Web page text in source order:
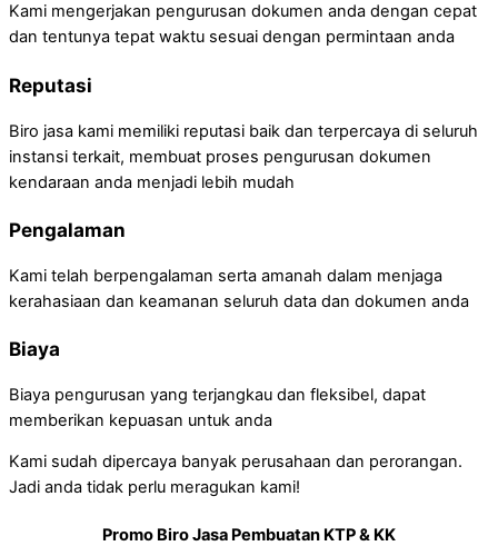
Kami mengerjakan pengurusan dokumen anda dengan cepat
dan tentunya tepat waktu sesuai dengan permintaan anda
Reputasi
Biro jasa kami memiliki reputasi baik dan terpercaya di seluruh
instansi terkait, membuat proses pengurusan dokumen
kendaraan anda menjadi lebih mudah
Pengalaman
Kami telah berpengalaman serta amanah dalam menjaga
kerahasiaan dan keamanan seluruh data dan dokumen anda
Biaya
Biaya pengurusan yang terjangkau dan fleksibel, dapat
memberikan kepuasan untuk anda
Kami sudah dipercaya banyak perusahaan dan perorangan.
Jadi anda tidak perlu meragukan kami!
Promo Biro Jasa Pembuatan KTP & KK